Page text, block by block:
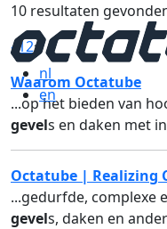
nl
en
10 resultaten
« 12»
Waarom Octatube
...op het bieden van
gevels en daken met
Octatube | Realizing
...gedurfde, complexe
gevels, daken en